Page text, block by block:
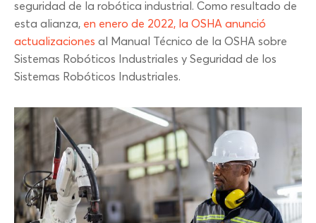
seguridad de la robótica industrial. Como resultado de
esta alianza, en enero de 2022, la OSHA anunció
actualizaciones al Manual Técnico de la OSHA sobre
Sistemas Robóticos Industriales y Seguridad de los
Sistemas Robóticos Industriales.